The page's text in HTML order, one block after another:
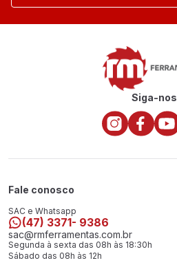
Siga-nos
Fale conosco
SAC e Whatsapp
(47) 3371- 9386
sac@rmferramentas.com.br
Segunda à sexta das 08h às 18:30h
Sábado das 08h às 12h